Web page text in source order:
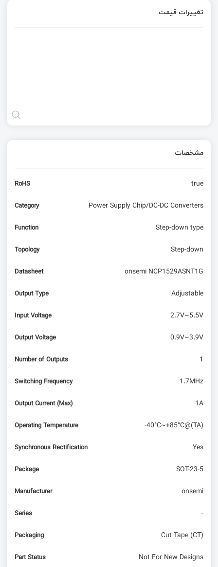
تغییرات قیمت
مشخصات
RoHS true
Category Power Supply Chip/DC-DC Converters
Function Step-down type
Topology Step-down
Datasheet onsemi NCP1529ASNT1G
Output Type Adjustable
Input Voltage 2.7V~5.5V
Output Voltage 0.9V~3.9V
Number of Outputs 1
Switching Frequency 1.7MHz
Output Current (Max) 1A
Operating Temperature -40°C~+85°C@(TA)
Synchronous Rectification Yes
Package SOT-23-5
Manufacturer onsemi
Series -
Packaging Cut Tape (CT)
Part Status Not For New Designs